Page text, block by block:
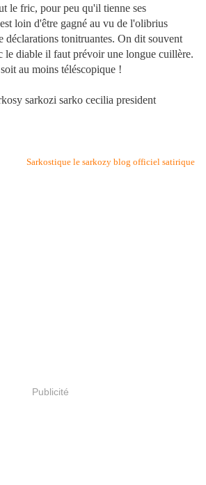
le fric, pour peu qu'il tienne ses
loin d'être gagné au vu de l'olibrius
déclarations tonitruantes. On dit souvent
le diable il faut prévoir une longue cuillère.
au moins téléscopique !
Sarkostique le sarkozy blog officiel satirique
Publicité